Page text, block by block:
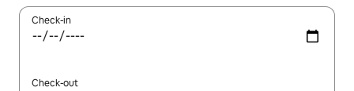
Check-in
Check-out